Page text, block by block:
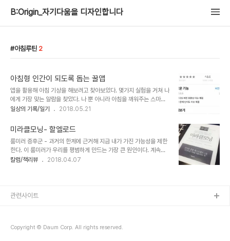
B:Origin_자기다움을 디자인합니다
아침루틴 2
아침형 인간이 되도록 돕는 꿀앱
앱을 활용해 아침 기상을 해보려고 찾아보았다. 몇가지 실험을 거쳐 나
에게 가장 맞는 알람을 찾았다. 나 뿐 아니라 아침을 깨워주는 스마트
한 알람을 찾는 분들을 위해 공유한다. 속칭 악마의 앱이라 불리우는
미션을 달성해야 소리가 꺼진다. 미션은 사진을 찍거나, 스마트폰을 설
정한 횟수만큼 흔들거나, 산수 문제를 푸는 것이다. 누군가가 아침에
벌덕 일어나 휴대폰을 미친듯이 흔들고 있는 모습을 본다면 웃길것이
다. 미션을 수행하기 전엔 그 전엔 무슨 수를 써도 알람이 안꺼진다. 심
지어 소리가 더 커진다. 마치 밟을수록 거세게 일어나는 민초같은 존재
일상의 기록/일기 2018.05.21
미라클모닝- 할엘로드
룸미러 증후군 - 과거의 한계에 근거해 지금 내가 가진 가능성을 제한
한다. 이 룸미러가 우리를 평범하게 만드는 가장 큰 원인이다. 계속해
서 말하다 보면 잠재의식이 긍정과 확신의 말을 받아들이기 시작할 것
바로 지금부터 '어떤 사람이 될 것인가'라는 선택에 전적으로 달려있
수 있는 10등급의 ..
칼럼/책리뷰 2018.04.07
Copyright © Daum Corp. All rights reserved.
관련사이트